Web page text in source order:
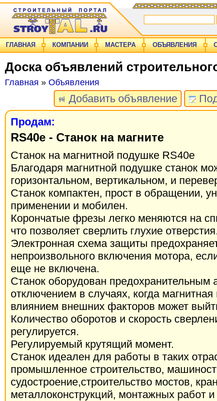
ГЛАВНАЯ КОМПАНИИ МАСТЕРА ОБЪЯВЛЕНИЯ
Доска объявлений
Главная » Объявления
Добавить объявление
Продам:
RS40e - Станок на магните
Станок на магнитной подушке RS40e
Благодаря магнитной подушке станок
горизонтальном, вертикальном, и
Станок компактен, прост в обращении,
применении и мобилен.
Корончатые фрезы легко меняются на
что позволяет сверлить глухие
Электронная схема защиты
непроизвольного включения мотора,
еще не включена.
Станок оборудован предохранительным
отключением в случаях, когда
влиянием внешних факторов может
Количество оборотов и скорость
регулируется.
Регулируемый крутящий момент.
Станок идеален для работы в таких
промышленное строительство,
судостроение,строительство мостов,
металлоконструкций, монтажных работ и